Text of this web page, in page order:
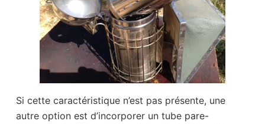
Si cette caractéristique n’est pas présente, une
autre option est d’incorporer un tube pare-